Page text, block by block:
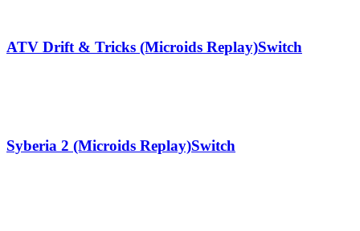
ATV Drift & Tricks (Microids Replay)Switch
Syberia 2 (Microids Replay)Switch